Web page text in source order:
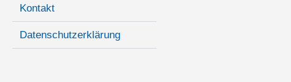
Kontakt
Datenschutzerklärung